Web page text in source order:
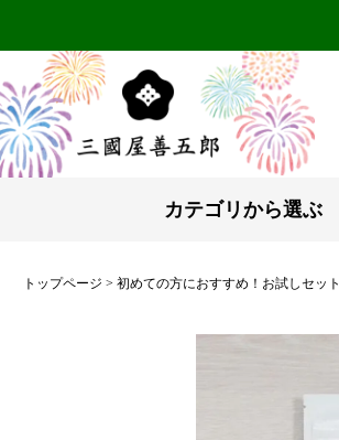
カテゴリから選ぶ
トップページ 初めての方におすすめ！お試しセット